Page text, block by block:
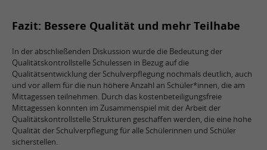
Fazit: Bessere Qualität und mehr Teilhabe
In der abschließenden Diskussion wurde die Bedeutung der
Qualitätskontrollstelle Schulessen in Bezug auf die
Qualitätsentwicklung der Schulverpflegung nochmals deutlich, auch
und vor allem für die nun höhere Anzahl an Schüler*innen, die am
Mittagessen teilnehmen. Durch das kostenbeteiligungsfreie
Mittagessen konnten im Zusammenspiel mit der Arbeit der
Qualitätskontrollstelle Strukturen geschaffen werden, die eine hohe
Qualität der Schulverpflegung für alle Schülerinnen und Schüler
sicherstellen.